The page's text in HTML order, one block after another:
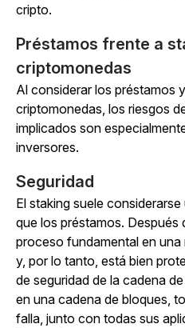
cripto.
Préstamos frente a
criptomonedas
Al considerar los préstamos
criptomonedas, los riesgos
implicados son
inversores.
Seguridad
El staking suele
que los préstamos. Después
proceso fundamental en
y, por lo tanto, está bien
de seguridad de la cadena
en una cadena de bloques,
falla, junto con todas sus